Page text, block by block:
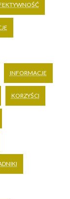
INFORMACJE
KORZYŚCI